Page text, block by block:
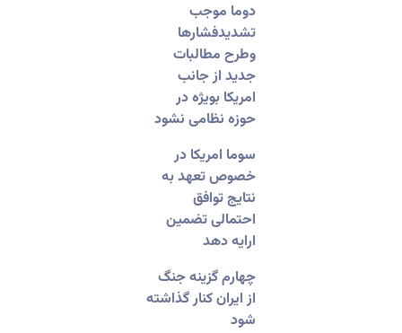
‏دوما موجب
تشدیدفشارها
و‌طرح مطالبات
جدید از جانب
امریکا بویژه در
حوزه نظامی نشود
‏سوما امریکا در
خصوص تعهد به
نتایج توافق
احتمالی تضمین
ارایه دهد
‏چهارم گزینه جنگ
از ایران کنار گذاشته
شود